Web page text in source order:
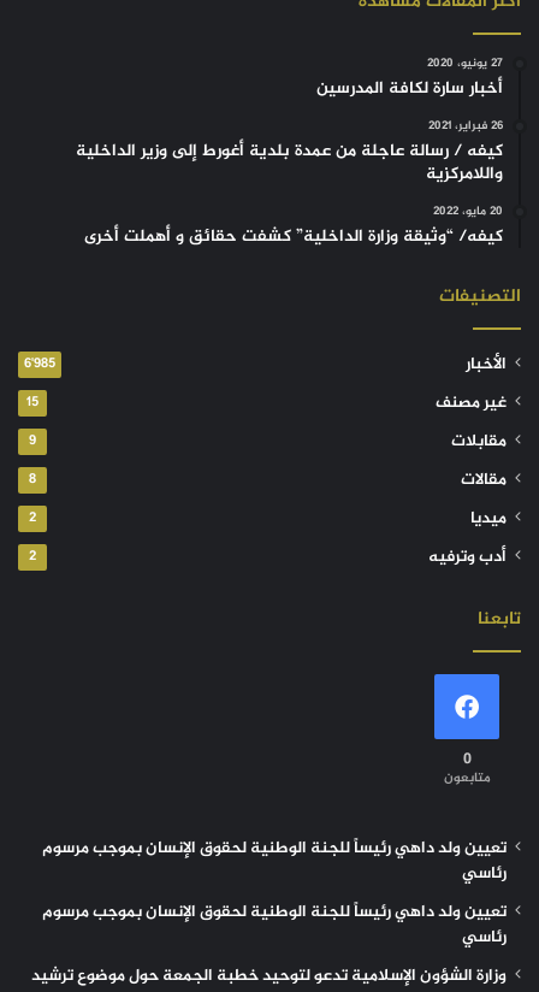
27 يونيو، 2020
أخبار سارة لكافة المدرسين
26 فبراير، 2021
كيفه / رسالة عاجلة من عمدة بلدية أغورط إلى وزير الداخلية
واللامركزية
20 مايو، 2022
كيفه/ “وثيقة وزارة الداخلية” كشفت حقائق و أهملت أخرى
التصنيفات
الأخبار 6٬985
غير مصنف 15
مقابلات 9
مقالات 8
ميديا 2
أدب وترفيه 2
تابعنا
0
متابعون
تعيين ولد داهي رئيساً للجنة الوطنية لحقوق الإنسان بموجب مرسوم
رئاسي
تعيين ولد داهي رئيساً للجنة الوطنية لحقوق الإنسان بموجب مرسوم
رئاسي
وزارة الشؤون الإسلامية تدعو لتوحيد خطبة الجمعة حول موضوع ترشيد